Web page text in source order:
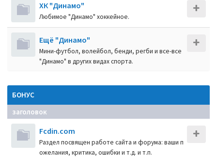
ХК "Динамо"
Любимое "Динамо" хоккейное.
Ещё "Динамо"
Мини-футбол, волейбол, бенди, регби и все-все
"Динамо" в других видах спорта.
БОНУС
заголовок
Fcdin.com
Раздел посвящен работе сайта и форума: ваши п
ожелания, критика, ошибки и т.д. и т.п.